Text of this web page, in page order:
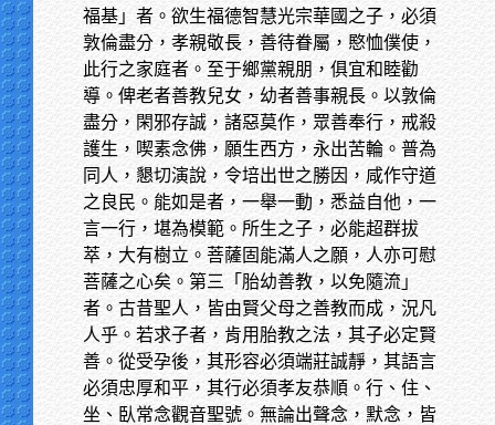
福基」者。欲生福德智慧光宗華國之子，必須
敦倫盡分，孝親敬長，善待眷屬，愍恤僕使，
此行之家庭者。至于鄉黨親朋，俱宜和睦勸
導。俾老者善教兒女，幼者善事親長。以敦倫
盡分，閑邪存誠，諸惡莫作，眾善奉行，戒殺
護生，喫素念佛，願生西方，永出苦輪。普為
同人，懇切演說，令培出世之勝因，咸作守道
之良民。能如是者，一舉一動，悉益自他，一
言一行，堪為模範。所生之子，必能超群拔
萃，大有樹立。菩薩固能滿人之願，人亦可慰
菩薩之心矣。第三「胎幼善教，以免隨流」
者。古昔聖人，皆由賢父母之善教而成，況凡
人乎。若求子者，肯用胎教之法，其子必定賢
善。從受孕後，其形容必須端莊誠靜，其語言
必須忠厚和平，其行必須孝友恭順。行、住、
坐、臥常念觀音聖號。無論出聲念，默念，皆